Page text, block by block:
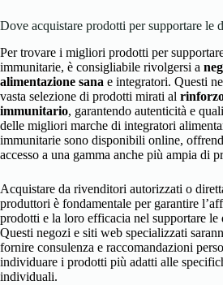
Dove acquistare prodotti per supportare le
Per trovare i migliori prodotti per
immunitarie, è consigliabile rivolgersi a
alimentazione sana e integratori. Questi
vasta selezione di prodotti mirati al
immunitario, garantendo autenticità e
delle migliori marche di integratori
immunitarie sono disponibili online,
accesso a una gamma anche più ampia di
Acquistare da rivenditori autorizzati o
produttori è fondamentale per garantire
prodotti e la loro efficacia nel supportare le
Questi negozi e siti web specializzati
fornire consulenza e raccomandazioni
individuare i prodotti più adatti alle
individuali.